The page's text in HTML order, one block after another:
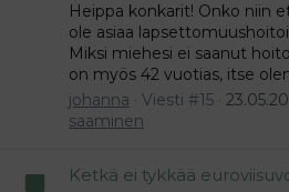
Heippa konkarit! Onko niin
ole asiaa
Miksi miehesi ei saanut
on myös 42 vuotias, itse
johanna
Viesti #15
saaminen
Ketkä ei tykkää